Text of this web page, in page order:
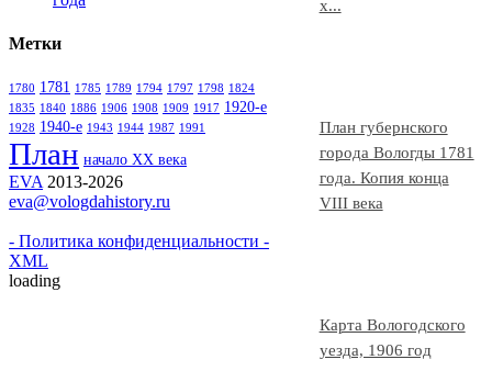
х...
План губернского
города Вологды 1781
года. Копия конца
VIII века
Карта Вологодского
уезда, 1906 год
Метки
1780 1781 1785 1789 1794 1797 1798 1824
1835 1840 1886 1906 1908 1909 1917 1920-е
1928 1940-e 1943 1944 1987 1991
План начало ХХ века
EVA 2013-2026
eva@vologdahistory.ru
- Политика конфиденциальности -
XML
loading